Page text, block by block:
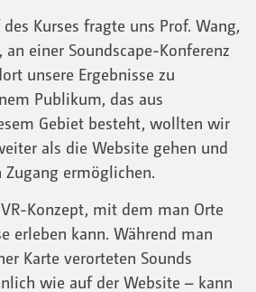
Kurses fragte uns Prof. Wang,
einer Soundscape-Konferenz
unsere Ergebnisse zu
Publikum, das aus
Gebiet besteht, wollten wir
als die Website gehen und
ermöglichen.
Konzept, mit dem man Orte
erleben kann. Während man
Karte verorteten Sounds
wie auf der Website – kann